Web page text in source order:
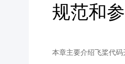
规范和
本章主要介绍飞桨代